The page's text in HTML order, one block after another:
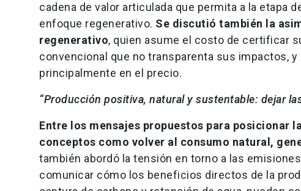
cadena de valor articulada que permita a la etapa
enfoque regenerativo. Se discutió también la
regenerativo, quien asume el costo de certificar
convencional que no transparenta sus impactos,
principalmente en el precio.
“Producción positiva, natural y sustentable: dejar
Entre los mensajes propuestos para posicionar
conceptos como volver al consumo natural,
también abordó la tensión en torno a las
comunicar cómo los beneficios directos de la